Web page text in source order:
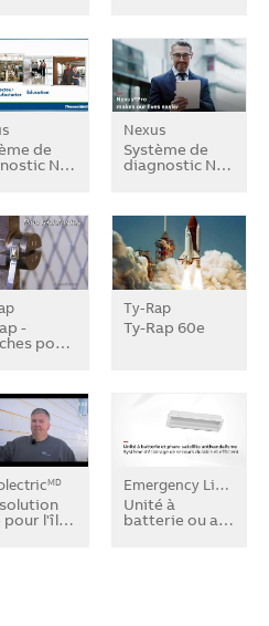
de
N…
Nexus
Système de
diagnostic N…
-
po…
Ty-Rap
Ty-Rap 60e
MD
pour l'îl…
Emergency Lighting
Unité à
batterie ou a…